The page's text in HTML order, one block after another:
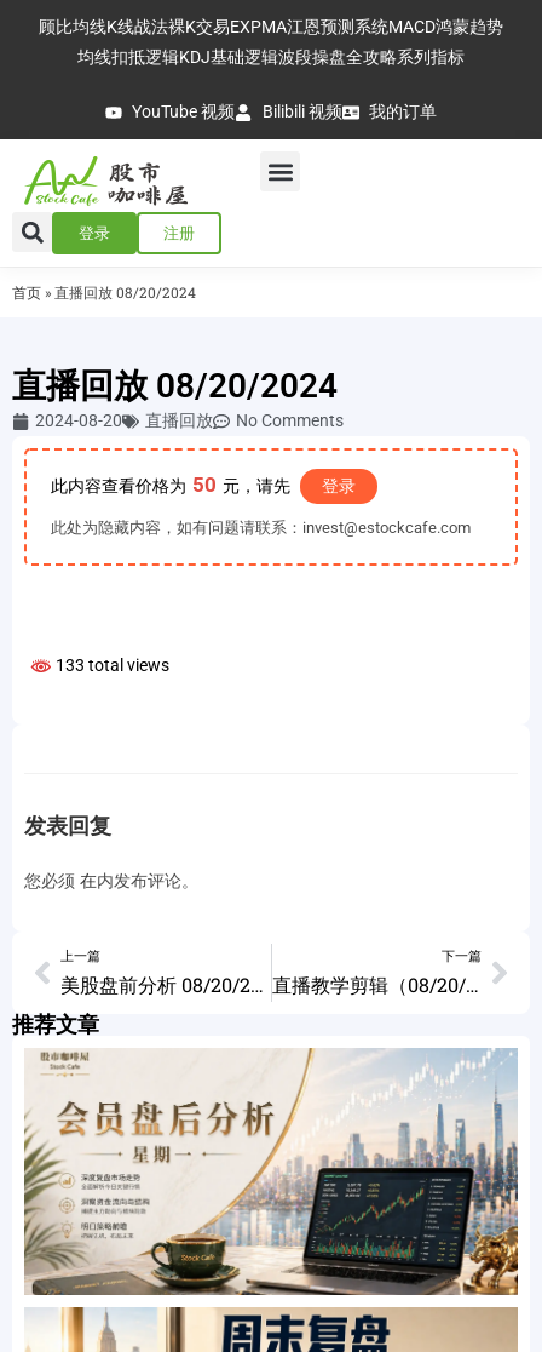
顾比均线K线战法裸K交易EXPMA江恩预测系统MACD鸿蒙趋势
均线扣抵逻辑KDJ基础逻辑波段操盘全攻略系列指标
YouTube 视频 Bilibili 视频 我的订单
登录 注册
首页 » 直播回放 08/20/2024
直播回放 08/20/2024
2024-08-20 直播回放 No Comments
此内容查看价格为 50 元，请先 登录
此处为隐藏内容，如有问题请联系：invest@estockcafe.com
133 total views
发表回复
您必须 在内发布评论。
上一篇
美股盘前分析 08/20/2024
下一篇
直播教学剪辑（08/20/2024）KDJ钝化 08/20/2024
推荐文章